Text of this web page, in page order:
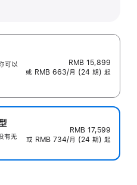
可以
RMB 15,899
或 RMB 663/月 (24 期) 起
有无
RMB 17,599
或 RMB 734/月 (24 期) 起